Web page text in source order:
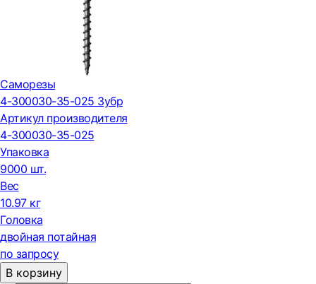
Саморезы
4-300030-35-025 Зубр
Артикул производителя
4-300030-35-025
Упаковка
9000 шт.
Вес
10.97 кг
Головка
двойная потайная
по запросу
В корзину